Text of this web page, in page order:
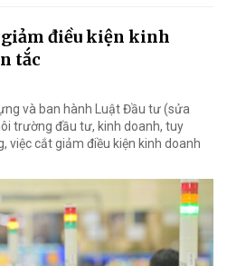
giảm điều kiện kinh
tắc
và ban hành Luật Đầu tư (sửa
trường đầu tư, kinh doanh, tuy
việc cắt giảm điều kiện kinh doanh